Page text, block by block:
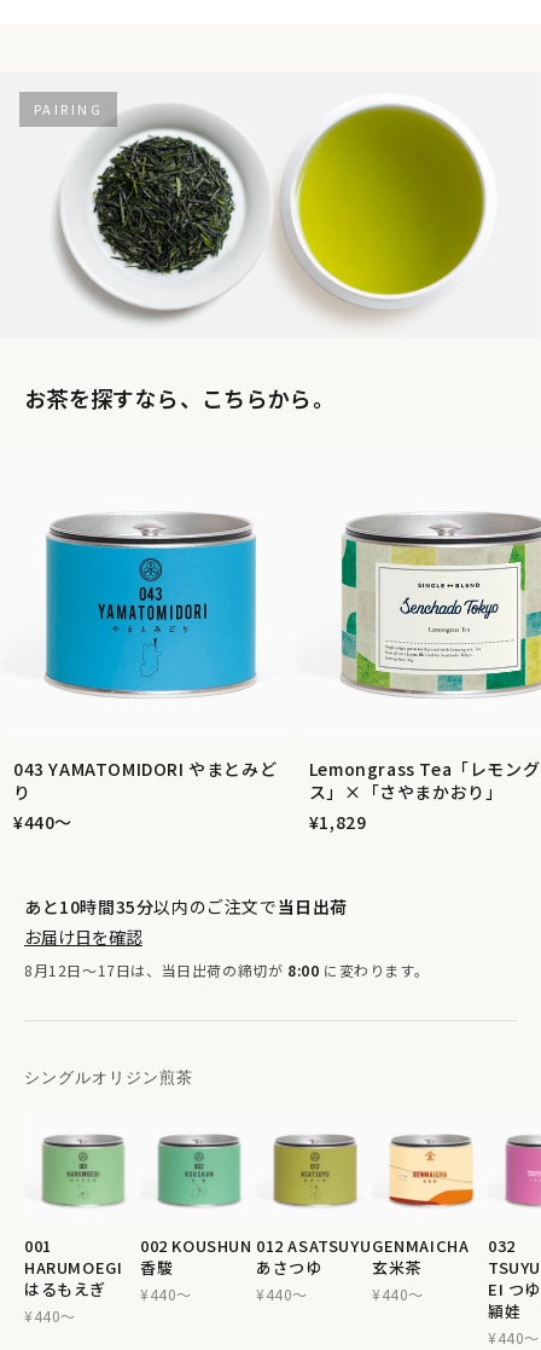
PAIRING
お茶を探すなら、こちらから。
043 YAMATOMIDORI やまとみど
り
¥440〜
Lemongrass Tea「レモン
ス」×「さやまかおり」
¥1,829
あと10時間35分以内のご注文で当日出荷
お届け日を確認
8月12日〜17日は、当日出荷の締切が 8:00 に変わります。
シングルオリジン煎茶
001
HARUMOEGI
はるもえぎ
¥440〜
002 KOUSHUN
香駿
¥440〜
012 ASATSUYU
あさつゆ
¥440〜
GENMAICHA
玄米茶
¥440〜
032
EI つ
頴娃
¥440〜